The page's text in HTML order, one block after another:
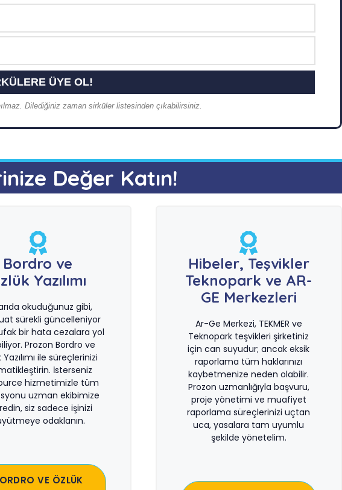
Dilediğiniz zaman sirküler listesinden çıkabilirsiniz.
Değer Katın!
Bordro ve
Yazılımı
okuduğunuz gibi,
sürekli güncelleniyor
bir hata cezalara yol
Prozon Bordro ve
ile süreçlerinizi
İsterseniz
hizmetimizle tüm
uzman ekibimize
siz sadece işinizi
odaklanın.
VE ÖZLÜK
Hibeler, Teşvikler
Teknopark ve AR-
GE Merkezleri
Ar-Ge Merkezi, TEKMER ve
Teknopark teşvikleri şirketiniz
için can suyudur; ancak eksik
raporlama tüm haklarınızı
kaybetmenize neden olabilir.
Prozon uzmanlığıyla başvuru,
proje yönetimi ve muafiyet
raporlama süreçlerinizi uçtan
uca, yasalara tam uyumlu
şekilde yönetelim.